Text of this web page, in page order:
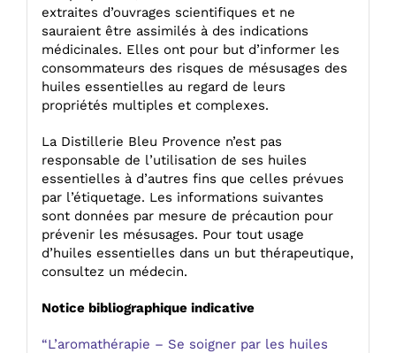
extraites d’ouvrages scientifiques et ne
sauraient être assimilés à des indications
médicinales. Elles ont pour but d’informer les
consommateurs des risques de mésusages des
huiles essentielles au regard de leurs
propriétés multiples et complexes.
La Distillerie Bleu Provence n’est pas
responsable de l’utilisation de ses huiles
essentielles à d’autres fins que celles prévues
par l’étiquetage. Les informations suivantes
sont données par mesure de précaution pour
prévenir les mésusages. Pour tout usage
d’huiles essentielles dans un but thérapeutique,
consultez un médecin.
Notice bibliographique indicative
“L’aromathérapie – Se soigner par les huiles